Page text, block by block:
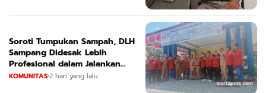
Soroti Tumpukan Sampah, DLH
Sampang Didesak Lebih
Profesional dalam Jalankan
Tugas
KOMUNITAS•2 hari yang lalu